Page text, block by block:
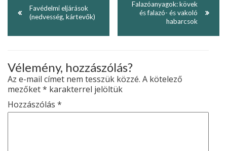
Favédelmi eljárások
(nedvesség, kártevők)
Falazóanyagok: kövek
és falazó- és vakoló
habarcsok
Vélemény, hozzászólás?
Az e-mail címet nem tesszük közzé. A kötelező
mezőket* karakterrel jelöltük
Hozzászólás *